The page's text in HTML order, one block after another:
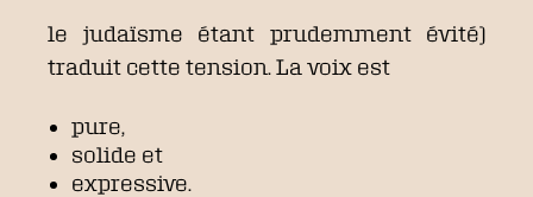
le judaïsme étant prudemment évité)
traduit cette tension. La voix est
pure,
solide et
expressive.